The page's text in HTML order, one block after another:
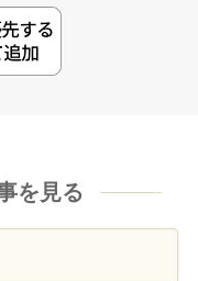
を見る